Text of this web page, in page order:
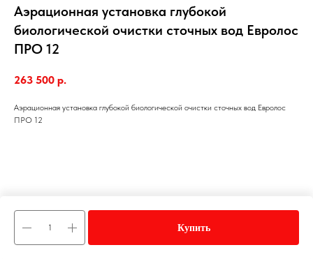
Аэрационная установка глубокой
биологической очистки сточных вод Евролос
ПРО 12
263 500 р.
Купить
Аэрационная установка глубокой биологической очистки сточных вод Евролос
ПРО 12